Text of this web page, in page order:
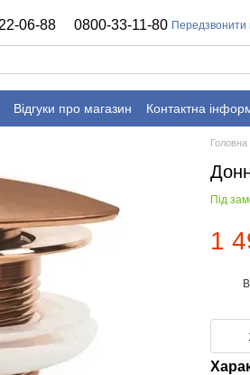
06-88 0800-33-11-80 Передзвонити
Відгуки про магазин Контактна
Головна
Під
1